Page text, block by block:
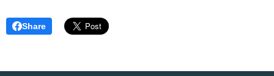
Share